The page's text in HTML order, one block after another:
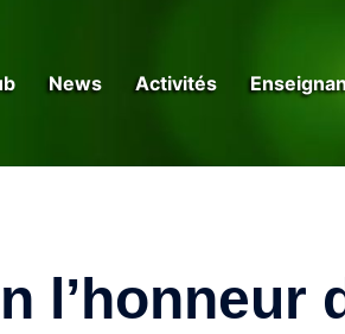
News Activités
l’honneur